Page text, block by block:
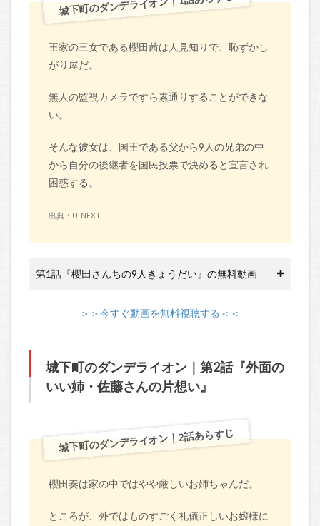
王家の三女である櫻田茜は人見知りで、恥ずかし
がり屋だ。
無人の監視カメラですら素通りすることができな
い。
そんな彼女は、国王である父から9人の兄弟の中
から自分の後継者を国民投票で決めると宣言され
困惑する。
出典：U-NEXT
第1話『櫻田さんちの9人きょうだい』の無料動画
＞＞今すぐ動画を無料視聴する＜＜
城下町のダンデライオン｜第2話『外面の
いい姉・佐藤さんの片想い』
城下町のダンデライオン｜2話あらすじ
櫻田奏は家の中ではやや厳しいお姉ちゃんだ。
ところが、外ではものすごく礼儀正しいお嬢様に